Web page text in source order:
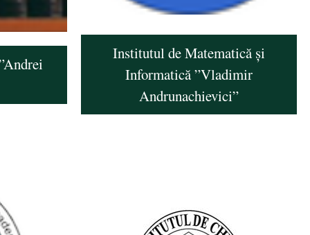
Institutul de Matematică și
Informatică ”Vladimir
Andrunachievici”